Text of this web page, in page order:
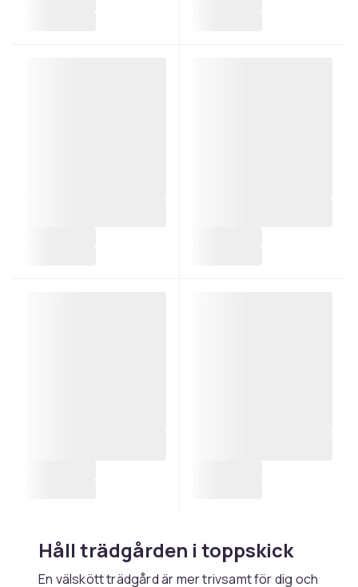
Håll trädgården i toppskick
En välskött trädgård är mer trivsamt för dig och